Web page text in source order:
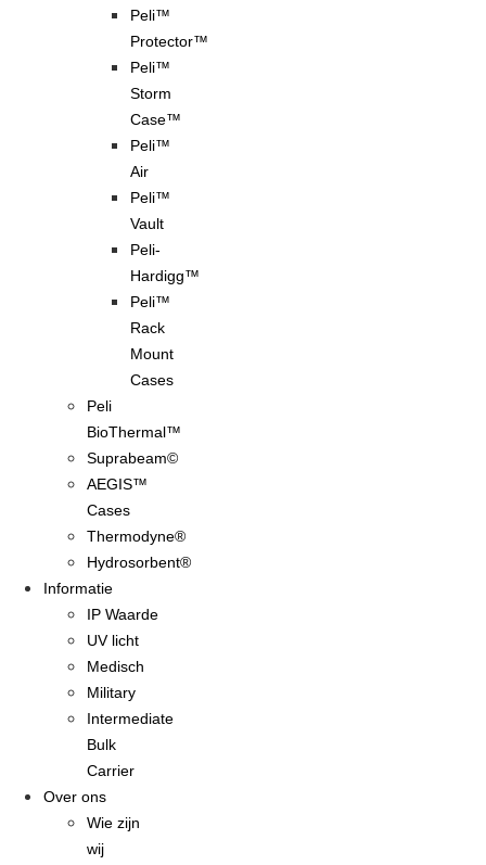
Peli™
Protector™
Peli™
Storm
Case™
Peli™
Air
Peli™
Vault
Peli-
Hardigg™
Peli™
Rack
Mount
Cases
Peli
BioThermal™
Suprabeam©
AEGIS™
Cases
Thermodyne®
Hydrosorbent®
Informatie
IP Waarde
UV licht
Medisch
Military
Intermediate
Bulk
Carrier
Over ons
Wie zijn
wij